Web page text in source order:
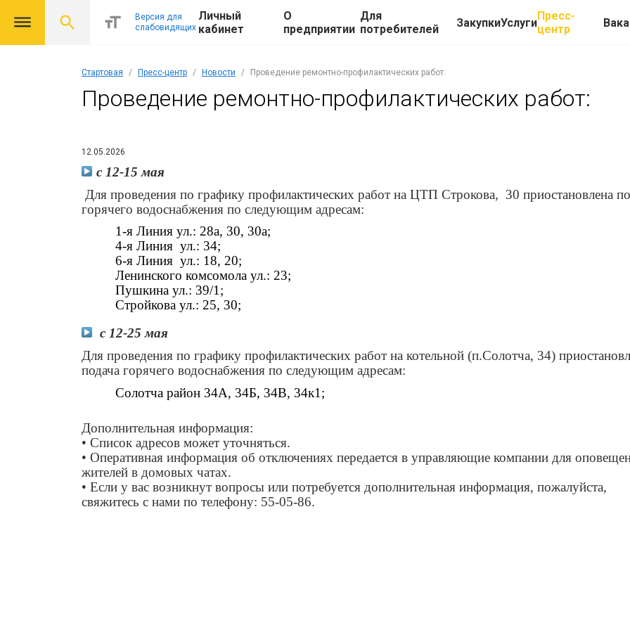
Версия для
слабовидящих
Личный
кабинет
О
предприятии
Для
потребителей
ЗакупкиУслугиПресс-
центр
Стартовая Пресс-центр Новости Проведение ремонтно-профилактических работ:
Проведение ремонтно-профилактических работ:
12.05.2026
с 12-15 мая
Для проведения по графику профилактических работ на ЦТП Строкова, 30 приостановлена
горячего водоснабжения по следующим адресам:
1-я Линия ул.: 28а, 30, 30а;
4-я Линия ул.: 34;
6-я Линия ул.: 18, 20;
Ленинского комсомола ул.: 23;
Пушкина ул.: 39/1;
Стройкова ул.: 25, 30;
с 12-25 мая
Для проведения по графику профилактических работ на котельной (п.Солотча, 34)
подача горячего водоснабжения по следующим адресам:
Солотча район 34А, 34Б, 34В, 34к1;
Дополнительная информация:
• Список адресов может уточняться.
• Оперативная информация об отключениях передается в управляющие компании для
жителей в домовых чатах.
• Если у вас возникнут вопросы или потребуется дополнительная информация, пожалуйста,
свяжитесь с нами по телефону: 55-05-86.